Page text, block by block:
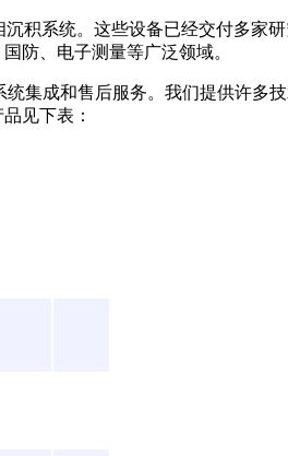
积系统。这些设备已经交付多家
防、电子测量等广泛领域。
集成和售后服务。我们提供许多
见下表：